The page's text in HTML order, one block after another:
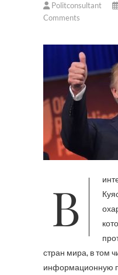
Politconsultant
Comments
В интервью для Intervisor Карл
стран мира, в том
информационную